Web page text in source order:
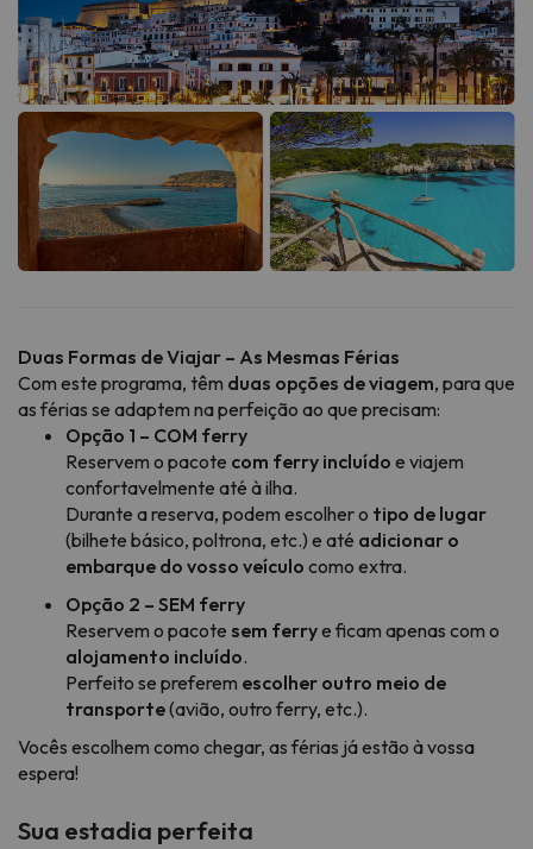
Duas Formas de Viajar – As Mesmas Férias
Com este programa, têm duas opções de viagem, para que
as férias se adaptem na perfeição ao que precisam:
Opção 1 – COM ferry
Reservem o pacote com ferry incluído e viajem
confortavelmente até à ilha.
Durante a reserva, podem escolher o tipo de lugar
(bilhete básico, poltrona, etc.) e até adicionar o
embarque do vosso veículo como extra.
Opção 2 – SEM ferry
Reservem o pacote sem ferrye ficam apenas com o
alojamento incluído.
Perfeito se preferem escolher outro meio de
transporte(avião, outro ferry, etc.).
Vocês escolhem como chegar, as férias já estão à vossa
espera!
Sua estadia perfeita